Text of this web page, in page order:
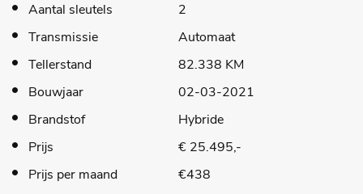
Aantal sleutels
2
Transmissie
Automaat
Tellerstand
82.338 KM
Bouwjaar
02-03-2021
Brandstof
Hybride
Prijs
€ 25.495,-
Prijs per maand
€438